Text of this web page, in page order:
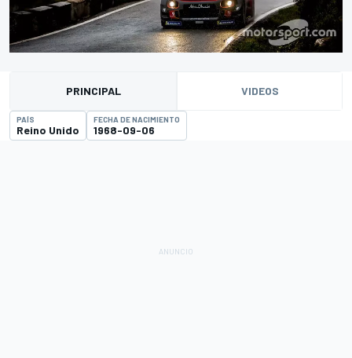
PRINCIPAL VIDEOS
PAÍS
Reino Unido
FECHA DE NACIMIENTO
1968-09-06